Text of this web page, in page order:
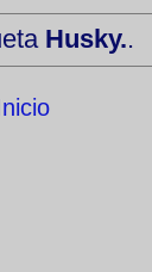
Husky..